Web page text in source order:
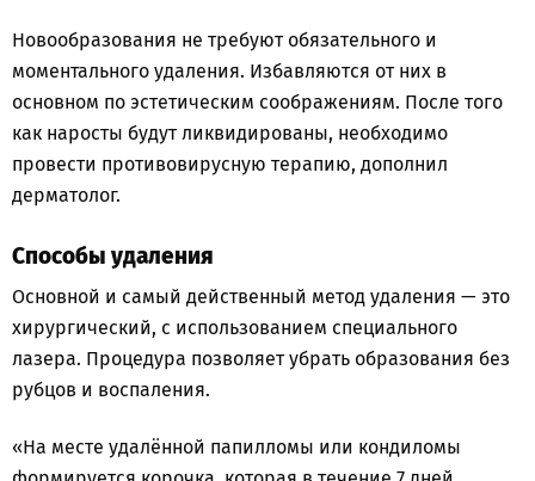
Новообразования не требуют обязательного и
моментального удаления. Избавляются от них в
основном по эстетическим соображениям. После того
как наросты будут ликвидированы, необходимо
провести противовирусную терапию, дополнил
дерматолог.
Способы удаления
Основной и самый действенный метод удаления — это
хирургический, с использованием специального
лазера. Процедура позволяет убрать образования без
рубцов и воспаления.
«На месте удалённой папилломы или кондиломы